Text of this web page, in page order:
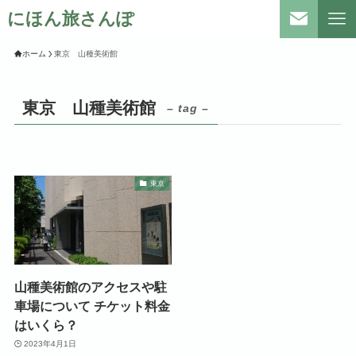
にほん旅さんぽ
ホーム 東京 山種美術館
東京 山種美術館 – tag –
東京
山種美術館のアクセスや駐
車場について チケット料金
はいくら？
2023年4月1日